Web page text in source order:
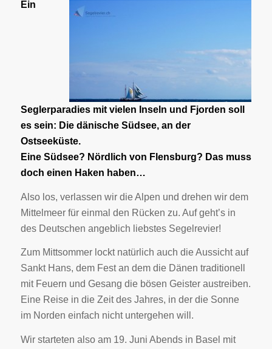
Ein
Seglerparadies mit vielen Inseln und Fjorden soll
es sein: Die dänische Südsee, an der
Ostseeküste.
Eine Südsee? Nördlich von Flensburg? Das muss
doch einen Haken haben…
Also los, verlassen wir die Alpen und drehen wir dem
Mittelmeer für einmal den Rücken zu. Auf geht’s in
des Deutschen angeblich liebstes Segelrevier!
Zum Mittsommer lockt natürlich auch die Aussicht auf
Sankt Hans, dem Fest an dem die Dänen traditionell
mit Feuern und Gesang die bösen Geister austreiben.
Eine Reise in die Zeit des Jahres, in der die Sonne
im Norden einfach nicht untergehen will.
Wir starteten also am 19. Juni Abends in Basel mit